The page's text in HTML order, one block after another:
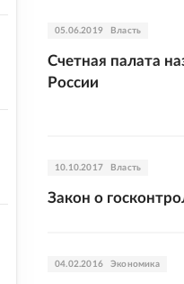
05.06.2019 Власть
Счетная палата
России
10.10.2017 Власть
Закон о
04.02.2016 Экономика